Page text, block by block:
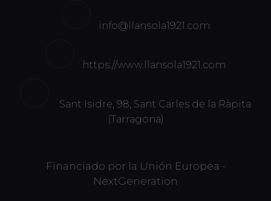
info@llansola1921.com
https://www.llansola1921.com
Sant Isidre, 98, Sant Carles de la Ràpita
(Tarragona)
Financiado por la Unión Europea -
NextGeneration